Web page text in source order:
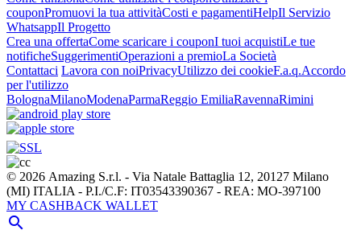
couponPromuovi la tua attivitàCosti e pagamentiHelpIl Servizio
WhatsappIl Progetto
Crea una offertaCome scaricare i couponI tuoi acquistiLe tue
notificheSuggerimentiOperazioni a premioLa Società
Contattaci Lavora con noiPrivacyUtilizzo dei cookieF.a.q.Accordo
per l'utilizzo
BolognaMilanoModenaParmaReggio EmiliaRavennaRimini
© 2026 Amazing S.r.l. - Via Natale Battaglia 12, 20127 Milano
(MI) ITALIA - P.I./C.F: IT03543390367 - REA: MO-397100
MY CASHBACK WALLET
